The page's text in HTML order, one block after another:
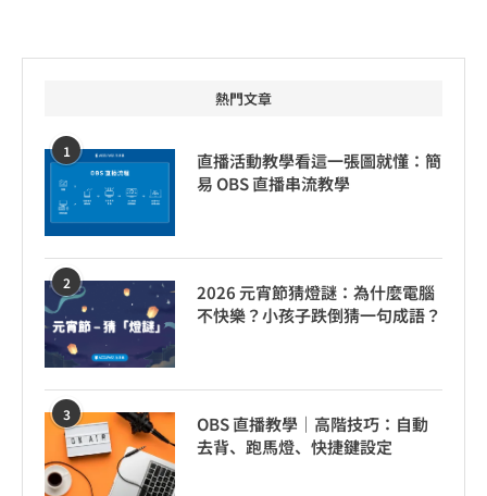
熱門文章
1
直播活動教學看這一張圖就懂：簡
易 OBS 直播串流教學
2
2026 元宵節猜燈謎：為什麼電腦
不快樂？小孩子跌倒猜一句成語？
3
OBS 直播教學｜高階技巧：自動
去背、跑馬燈、快捷鍵設定